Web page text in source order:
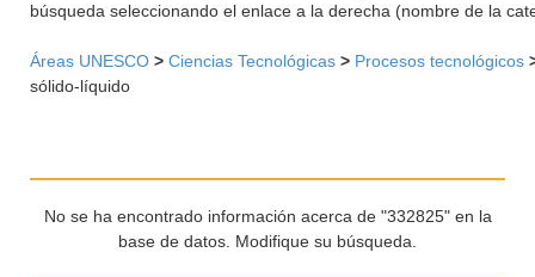
búsqueda seleccionando el enlace a la derecha (nombre de la
Áreas UNESCO > Ciencias Tecnológicas > Procesos tecnológicos
sólido-líquido
No se ha encontrado información acerca de "332825" en la
base de datos. Modifique su búsqueda.